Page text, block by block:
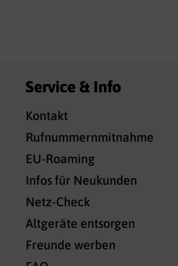
Service & Info
Kontakt
Rufnummernmitnahme
EU-Roaming
Infos für Neukunden
Netz-Check
Altgeräte entsorgen
Freunde werben